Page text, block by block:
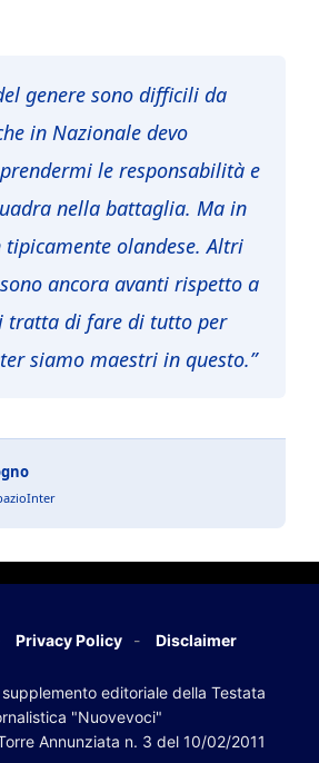
genere sono difficili da
in Nazionale devo
le responsabilità e
nella battaglia. Ma in
tipicamente olandese. Altri
ancora avanti rispetto a
tratta di fare di tutto per
siamo maestri in questo.”
Privacy Policy Disclaimer
editoriale della Testata
"Nuovevoci"
Annunziata n. 3 del 10/02/2011